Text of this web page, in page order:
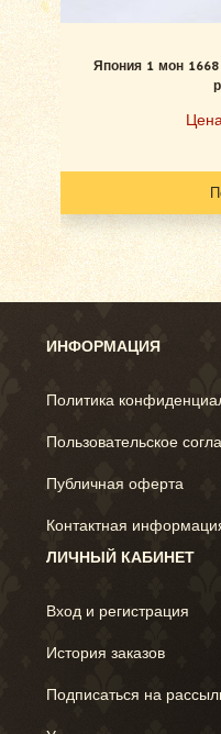
Япония 1 мон
ИНФОРМАЦИЯ
Политика
Пользовательское
Публичная оферта
Контактная
ЛИЧНЫЙ КАБИНЕТ
Вход и регистрация
История заказов
Подписаться на